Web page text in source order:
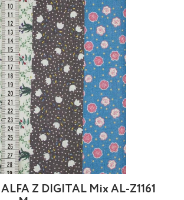
Z DIGITAL Mix AL-Z1161